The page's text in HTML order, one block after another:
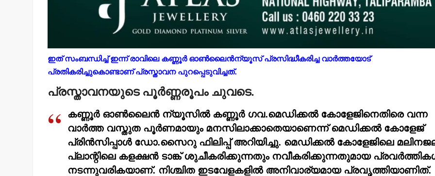
ഇത് സംബന്ധിച്ച് ഇന്ന് രാവിലെ കണ്ണൂര്‍ ഓണ്‍ലൈന്‍ന്യൂസ് പ്രസിദ്ധീകരിച്ച വാര്‍ത്തയോട്
പ്രതികരിച്ചുകൊണ്ടാണ് പ്രസ്താവന പുറപ്പെടുവിച്ചത്.
പ്രസ്താവനയുടെ പൂര്‍ണ്ണരൂപം ചുവടെ.
കണ്ണൂര്‍ ഓണ്‍ലൈന്‍ ന്യൂസില്‍ കണ്ണൂര്‍ ഗവ.മെഡിക്കല്‍ കോളേജിനെതിരെ വന്ന
വാര്‍ത്ത വസ്തുത പൂര്‍ണമായും മനസിലാക്കാതെയാണെന്ന് മെഡിക്കല്‍ കോളേജ്
പ്രിന്‍സിപ്പാള്‍ ഡോ.സൈറു ഫിലിപ്പ് അറിയിച്ചു. മെഡിക്കല്‍ കോളേജിലെ
പ്ലാന്റിലെ കളക്ഷന്‍ ടാങ്ക് ശുചീകരിക്കുന്നതും നവീകരിക്കുന്നതുമായ
നടന്നുവരികയാണ്. നിശ്ചിത ഇടവേളകളില്‍ അനിവാര്യമായ പ്രവൃത്തിയാണിത്.